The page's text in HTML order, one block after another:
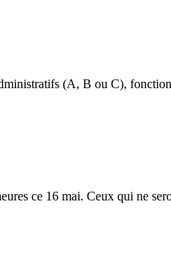
(A, B ou C),
ce 16 mai. Ceux qui ne